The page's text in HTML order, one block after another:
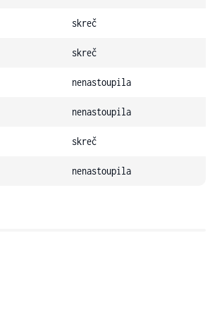
skreč
skreč
nenastoupila
nenastoupila
skreč
nenastoupila